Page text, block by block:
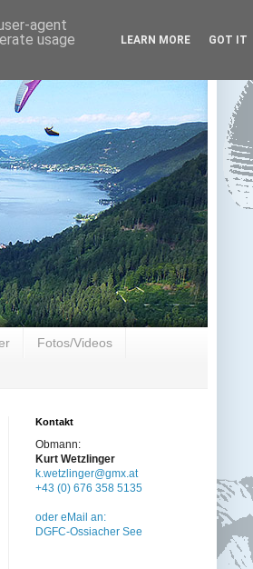
Fotos/Videos
Kontakt
Obmann:
Kurt Wetzlinger
k.wetzlinger@gmx.at
+43 (0) 676 358 5135
oder eMail an:
DGFC-Ossiacher See
agent
usage
LEARN MORE GOT IT